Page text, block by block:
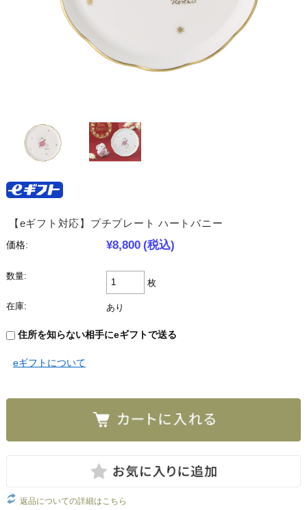
【eギフト対応】プチプレート ハートバニー
価格:
¥8,800 (税込)
数量:
枚
在庫: あり
住所を知らない相手にeギフトで送る
eギフトについて
返品についての詳細はこちら